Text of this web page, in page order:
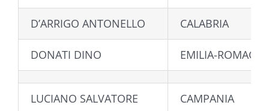
D’ARRIGO ANTONELLO CALABRIA
DONATI DINO EMILIA-
LUCIANO SALVATORE CAMPANIA